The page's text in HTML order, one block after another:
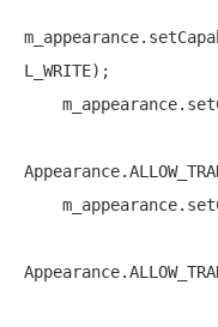
L_WRITE);